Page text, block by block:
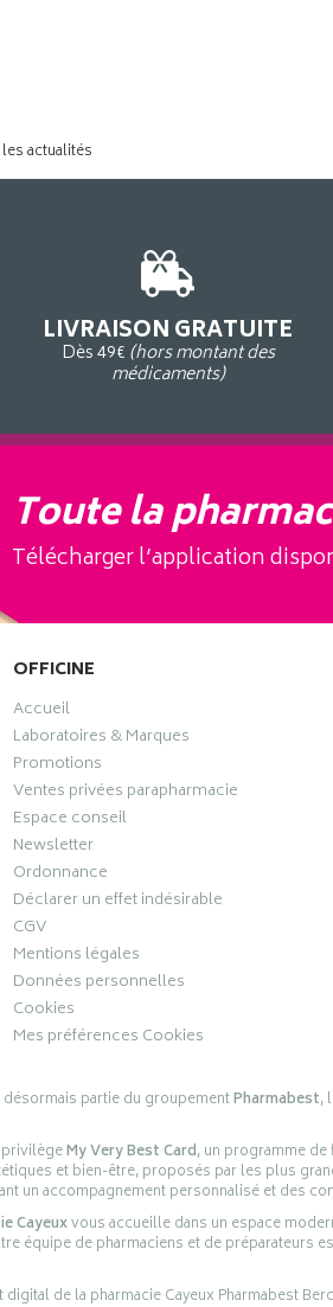
actualités
LIVRAISON GRATUITE
Dès 49€ (hors montant des
médicaments)
Toute la
Télécharger l’application
OFFICINE
Accueil
Laboratoires & Marques
Promotions
Ventes privées parapharmacie
Espace conseil
Newsletter
Ordonnance
Déclarer un effet indésirable
CGV
Mentions légales
Données personnelles
Cookies
Mes préférences Cookies
désormais partie du groupementPharmabest,
My Very Best Card, un programme
et bien-être, proposés par les plus
un accompagnement personnalisé et des
Cayeuxvous accueille dans un espace
équipe de pharmaciens et de préparateurs
de la pharmacie Cayeux Pharmabest